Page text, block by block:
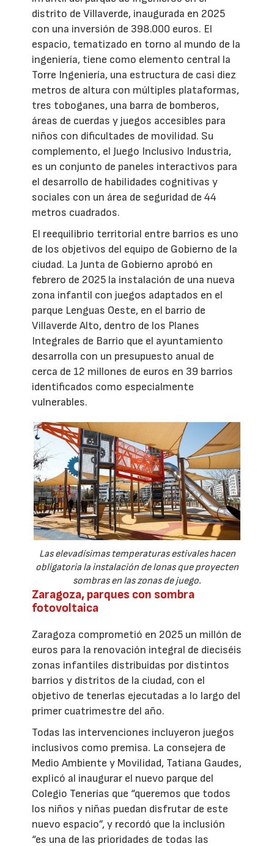
distrito de Villaverde, inaugurada en 2025
con una inversión de 398.000 euros. El
espacio, tematizado en torno al mundo de la
ingeniería, tiene como elemento central la
Torre Ingeniería, una estructura de casi diez
metros de altura con múltiples plataformas,
tres toboganes, una barra de bomberos,
áreas de cuerdas y juegos accesibles para
niños con dificultades de movilidad. Su
complemento, el Juego Inclusivo Industria,
es un conjunto de paneles interactivos para
el desarrollo de habilidades cognitivas y
sociales con un área de seguridad de 44
metros cuadrados.
El reequilibrio territorial entre barrios es uno
de los objetivos del equipo de Gobierno de la
ciudad. La Junta de Gobierno aprobó en
febrero de 2025 la instalación de una nueva
zona infantil con juegos adaptados en el
parque Lenguas Oeste, en el barrio de
Villaverde Alto, dentro de los Planes
Integrales de Barrio que el ayuntamiento
desarrolla con un presupuesto anual de
cerca de 12 millones de euros en 39 barrios
identificados como especialmente
vulnerables.
Las elevadísimas temperaturas estivales hacen
obligatoria la instalación de lonas que proyecten
sombras en las zonas de juego.
Zaragoza, parques con sombra
fotovoltaica
Zaragoza comprometió en 2025 un millón de
euros para la renovación integral de dieciséis
zonas infantiles distribuidas por distintos
barrios y distritos de la ciudad, con el
objetivo de tenerlas ejecutadas a lo largo del
primer cuatrimestre del año.
Todas las intervenciones incluyeron juegos
inclusivos como premisa. La consejera de
Medio Ambiente y Movilidad, Tatiana Gaudes,
explicó al inaugurar el nuevo parque del
Colegio Tenerías que “queremos que todos
los niños y niñas puedan disfrutar de este
nuevo espacio”, y recordó que la inclusión
“es una de las prioridades de todas las